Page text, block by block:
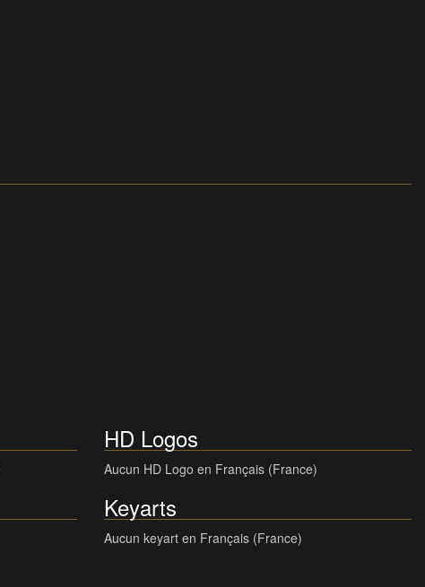
HD Logos
Aucun HD Logo en Français (France)
Keyarts
Aucun keyart en Français (France)